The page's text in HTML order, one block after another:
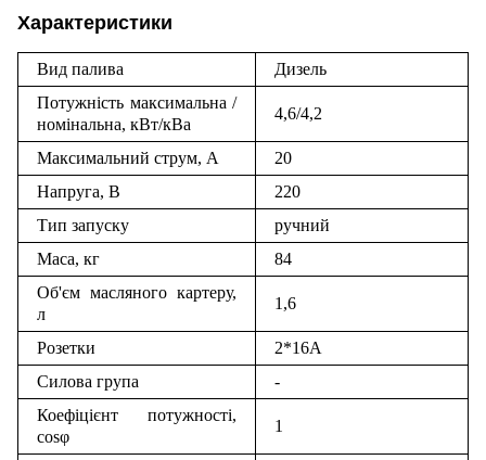
Характеристики
Вид палива
Дизель
Потужність максимальна /
номінальна, кВт/кВа
4,6/4,2
Максимальний струм, А
20
Напруга, В
220
Тип запуску
ручний
Маса, кг
84
Об'єм масляного картеру,
л
1,6
Розетки
2*16А
Силова група
-
Коефіцієнт потужності,
cosφ
1